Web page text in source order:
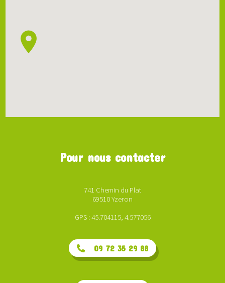
Pour nous contacter
741 Chemin du Plat
69510 Yzeron
GPS : 45.704115, 4.577056
09 72 35 29 88